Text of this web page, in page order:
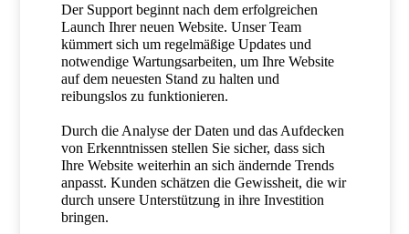
Der Support beginnt nach dem erfolgreichen
Launch Ihrer neuen Website. Unser Team
kümmert sich um regelmäßige Updates und
notwendige Wartungsarbeiten, um Ihre Website
auf dem neuesten Stand zu halten und
reibungslos zu funktionieren.
Durch die Analyse der Daten und das Aufdecken
von Erkenntnissen stellen Sie sicher, dass sich
Ihre Website weiterhin an sich ändernde Trends
anpasst. Kunden schätzen die Gewissheit, die wir
durch unsere Unterstützung in ihre Investition
bringen.